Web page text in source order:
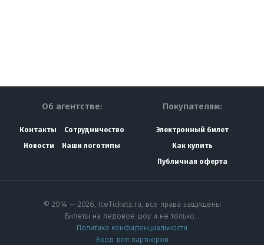
Об агентстве:
Контакты
Сотрудничество
Новости
Наши логотипы
Покупателям:
Электронный билет
Как купить
Публичная оферта
© 2014 — 2026, IceTickets.ru, все права защищены
Билеты на ледовое шоу и не только…
Политика конфиденциальности
Вход для партнеров